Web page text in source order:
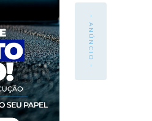
- ANÚNCIO -